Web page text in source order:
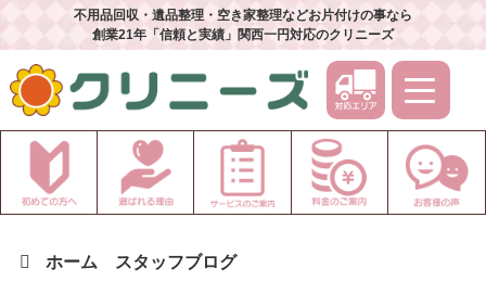
不用品回収・遺品整理・空き家整理などお片付けの事なら
創業21年「信頼と実績」関西一円対応のクリニーズ
ホーム スタッフブログ